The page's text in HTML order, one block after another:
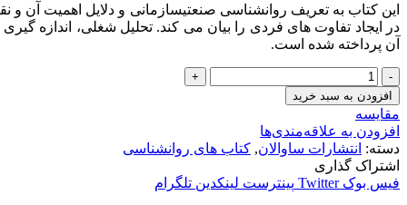
این کتاب به تعریف روانشناسی صنعتیسازمانی و دلایل اهمیت آن
در ایجاد تفاوت های فردی را بیان می کند‌. تحلیل شغلی، اندازه
آن پرداخته شده است.
تعداد
افزودن به سبد خرید
مقایسه
افزودن به علاقه‌مندی‌ها
دسته: انتشارات ساوالان, کتاب های روانشناسی
اشتراک گذاری
فیس بوک Twitter پینترست لینکدین تلگرام